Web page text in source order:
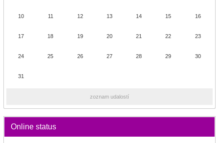
10 11 12 13 14 15 16
17 18 19 20 21 22 23
24 25 26 27 28 29 30
31
zoznam udalostí
Online status